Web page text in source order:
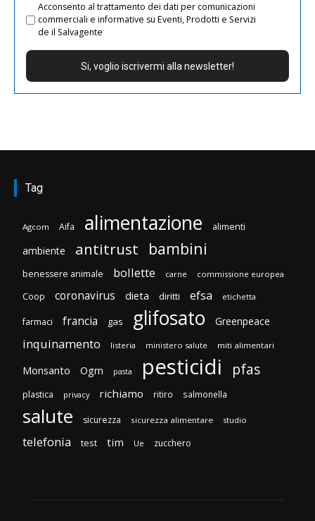
Acconsento al trattamento dei dati per comunicazioni
commerciali e informative su Eventi, Prodotti e Servizi
de il Salvagente
Tag
Agcom Aifa alimentazione alimenti
ambiente antitrust bambini
benessere animale bollette carne commissione europea
Coop coronavirus dieta diritti efsa etichetta
farmaci francia gas glifosato Greenpeace
inquinamento listeria ministero salute miti alimentari
Monsanto Ogm pasta pesticidi pfas
plastica privacy richiamo ritiro salmonella
salute sicurezza sicurezza alimentare studio
telefonia test tim Ue zucchero